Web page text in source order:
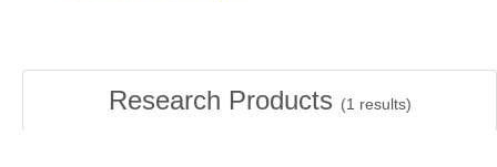
Research Products (1 results)